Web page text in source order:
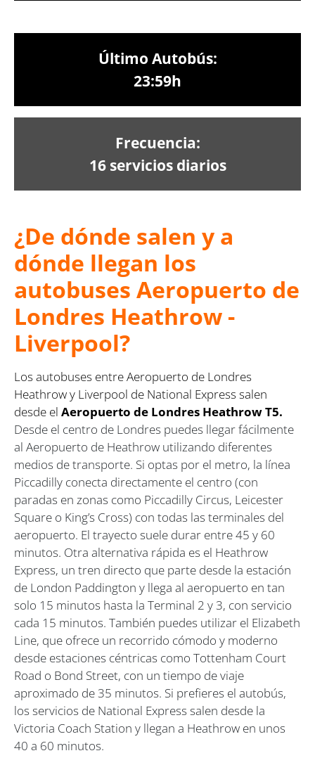
Último Autobús:
23:59h
Frecuencia:
16 servicios diarios
¿De dónde salen y a
dónde llegan los
autobuses Aeropuerto de
Londres Heathrow -
Liverpool?
Los autobuses entre Aeropuerto de Londres
Heathrow y Liverpool de National Express salen
desde el Aeropuerto de Londres Heathrow T5.
Desde el centro de Londres puedes llegar fácilmente
al Aeropuerto de Heathrow utilizando diferentes
medios de transporte. Si optas por el metro, la línea
Piccadilly conecta directamente el centro (con
paradas en zonas como Piccadilly Circus, Leicester
Square o King’s Cross) con todas las terminales del
aeropuerto. El trayecto suele durar entre 45 y 60
minutos. Otra alternativa rápida es el Heathrow
Express, un tren directo que parte desde la estación
de London Paddington y llega al aeropuerto en tan
solo 15 minutos hasta la Terminal 2 y 3, con servicio
cada 15 minutos. También puedes utilizar el Elizabeth
Line, que ofrece un recorrido cómodo y moderno
desde estaciones céntricas como Tottenham Court
Road o Bond Street, con un tiempo de viaje
aproximado de 35 minutos. Si prefieres el autobús,
los servicios de National Express salen desde la
Victoria Coach Station y llegan a Heathrow en unos
40 a 60 minutos.